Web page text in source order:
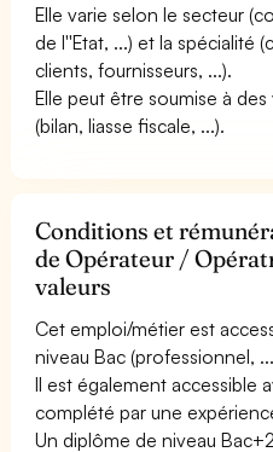
Elle varie selon le secteur
de l''Etat, ...) et la spécialité
clients, fournisseurs, ...).
Elle peut être soumise à
(bilan, liasse fiscale, ...).
Conditions et
de Opérateur /
valeurs
Cet emploi/métier est
niveau Bac (professionnel,
Il est également accessible
complété par une
Un diplôme de niveau